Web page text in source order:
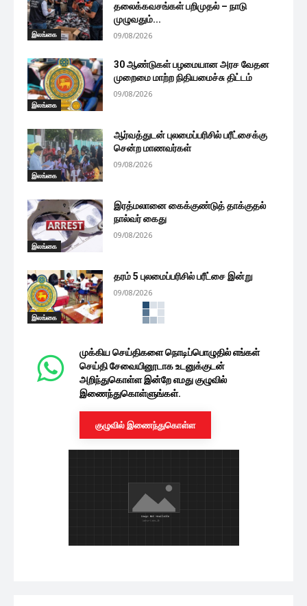
இலங்கை
தலைக்கவசங்கள் பறிமுதல் – நாடு
முழுவதும்...
09/08/2026
இலங்கை
30 ஆண்டுகள் பழமையான அரச வேதன
முறைமை மாற்ற நிதியமைச்சு திட்டம்
09/08/2026
இலங்கை
ஆர்வத்துடன் புலமைப்பரிசில் பரீட்சைக்கு
சென்ற மாணவர்கள்
09/08/2026
இலங்கை
இரத்மலானை கைக்குண்டுத் தாக்குதல்
நால்வர் கைது
09/08/2026
இலங்கை
தரம் 5 புலமைப்பரிசில் பரீட்சை இன்று
09/08/2026
“இந்திய நிதி முடக்கம்: வடக்கின்
அபிவிருத்தியும் பாதுகாப்பும் கேள்விக்குறி-
அஜித் பி. பெரேரா...
08/08/2026
மத்திய கிழக்கில் சுமுக நிலை: கொழும்பு –
குவைத் விமான சேவைகள்...
மெகசின் சிறைச்சாலைக்குள்
போதைப்பொருள் வீச முயற்சி: இருவர்
கைது!